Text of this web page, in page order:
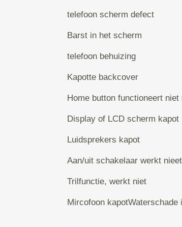
telefoon scherm defect
Barst in het scherm
telefoon behuizing
Kapotte backcover
Home button functioneert niet
Display of LCD scherm kapot
Luidsprekers kapot
Aan/uit schakelaar werkt nieet
Trilfunctie, werkt niet
Mircofoon kapotWaterschade